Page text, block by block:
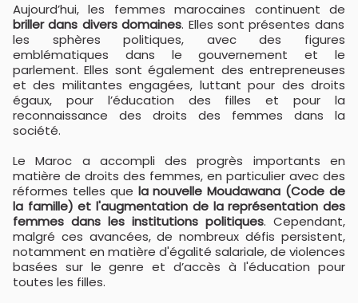
Aujourd’hui, les femmes marocaines continuent de
briller dans divers domaines. Elles sont présentes dans
les sphères politiques, avec des figures
emblématiques dans le gouvernement et le
parlement. Elles sont également des entrepreneuses
et des militantes engagées, luttant pour des droits
égaux, pour l’éducation des filles et pour la
reconnaissance des droits des femmes dans la
société.
Le Maroc a accompli des progrès importants en
matière de droits des femmes, en particulier avec des
réformes telles que la nouvelle Moudawana (Code de
la famille) et l'augmentation de la représentation des
femmes dans les institutions politiques. Cependant,
malgré ces avancées, de nombreux défis persistent,
notamment en matière d'égalité salariale, de violences
basées sur le genre et d’accès à l'éducation pour
toutes les filles.